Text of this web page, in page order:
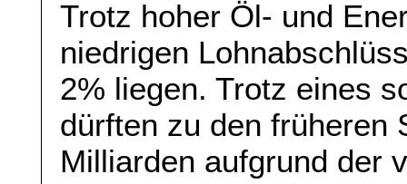
Trotz hoher Öl- und
niedrigen
2% liegen. Trotz eines
dürften zu den früheren
Milliarden aufgrund der